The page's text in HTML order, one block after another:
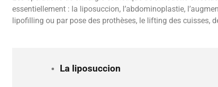
essentiellement : la liposuccion, l’abdominoplastie,
lipofilling ou par pose des prothèses, le lifting des cuisses,
La liposuccion